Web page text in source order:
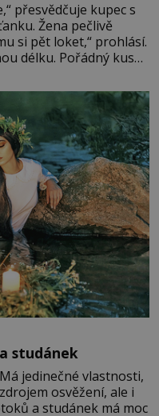
přesvědčuje kupec s
Žena pečlivě
si pět loket,“ prohlásí.
délku. Pořádný kus
zhodnotí švadlena
vás, podívejte.“
studánek
jedinečné vlastnosti,
osvěžení, ale i
a studánek má moc